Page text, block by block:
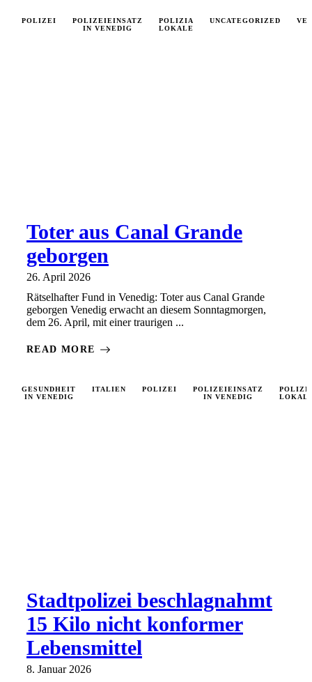
POLIZEI
POLIZEIEINSATZ
IN VENEDIG
POLIZIA
LOKALE
UNCATEGORIZED
Toter aus Canal Grande
geborgen
26. April 2026
Rätselhafter Fund in Venedig: Toter aus Canal Grande
geborgen Venedig erwacht an diesem Sonntagmorgen,
dem 26. April, mit einer traurigen ...
READ MORE
GESUNDHEIT
IN VENEDIG
ITALIEN POLIZEI
POLIZEIEINSATZ
IN VENEDIG
Stadtpolizei beschlagnahmt
15 Kilo nicht konformer
Lebensmittel
8. Januar 2026